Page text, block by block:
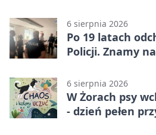
6 sierpnia 2026
Po 19 latach
Policji. Znamy
6 sierpnia 2026
W Żorach psy
- dzień pełen